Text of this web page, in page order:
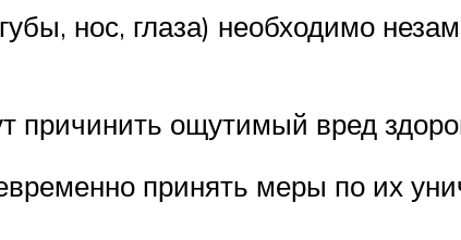
нос, глаза) необходимо
причинить ощутимый вред
принять меры по их